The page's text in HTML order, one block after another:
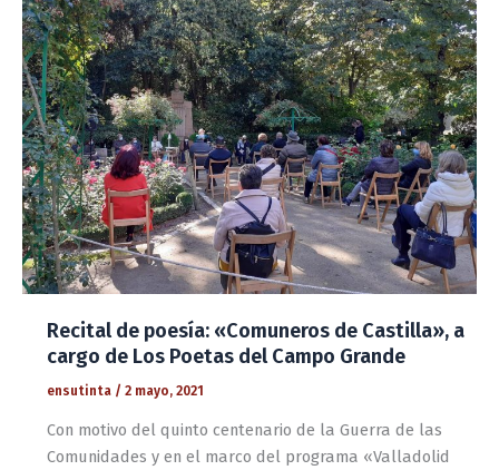
Recital de poesía: «Comuneros de Castilla», a
cargo de Los Poetas del Campo Grande
ensutinta / 2 mayo, 2021
Con motivo del quinto centenario de la Guerra de las
Comunidades y en el marco del programa «Valladolid